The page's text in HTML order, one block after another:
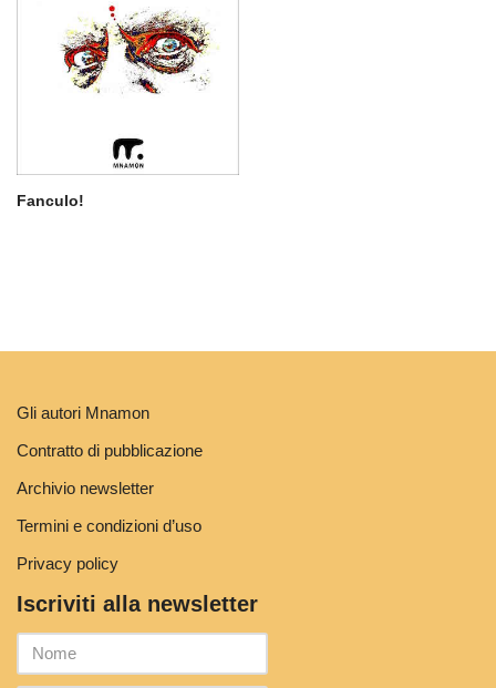
Fanculo!
Gli autori Mnamon
Contratto di pubblicazione
Archivio newsletter
Termini e condizioni d’uso
Privacy policy
Iscriviti alla newsletter